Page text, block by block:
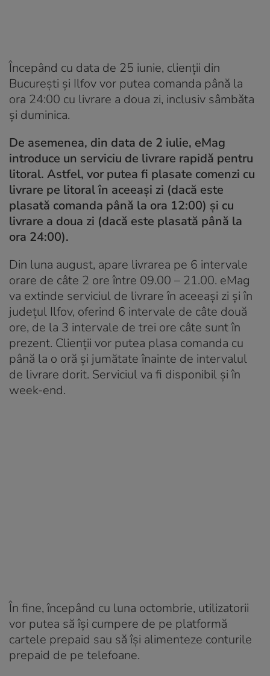
Începând cu data de 25 iunie, clienții din
București și Ilfov vor putea comanda până la
ora 24:00 cu livrare a doua zi, inclusiv sâmbăta
și duminica.
De asemenea, din data de 2 iulie, eMag
introduce un serviciu de livrare rapidă pentru
litoral. Astfel, vor putea fi plasate comenzi cu
livrare pe litoral în aceeași zi (dacă este
plasată comanda până la ora 12:00) și cu
livrare a doua zi (dacă este plasată până la
ora 24:00).
Din luna august, apare livrarea pe 6 intervale
orare de câte 2 ore între 09.00 – 21.00. eMag
va extinde serviciul de livrare în aceeași zi și în
județul Ilfov, oferind 6 intervale de câte două
ore, de la 3 intervale de trei ore câte sunt în
prezent. Clienții vor putea plasa comanda cu
până la o oră și jumătate înainte de intervalul
de livrare dorit. Serviciul va fi disponibil și în
week-end.
În fine, începând cu luna octombrie, utilizatorii
vor putea să își cumpere de pe platformă
cartele prepaid sau să își alimenteze conturile
prepaid de pe telefoane.